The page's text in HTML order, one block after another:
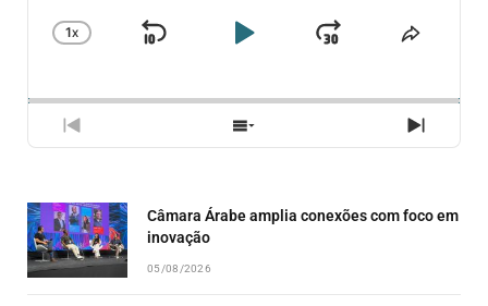
CHANGE
1X
SKIP
PLAYJUMP
PREVIOUS
EPISODE
SHOW
EPISODES
NEXT
Câmara Árabe amplia conexões com foco em
inovação
05/08/2026